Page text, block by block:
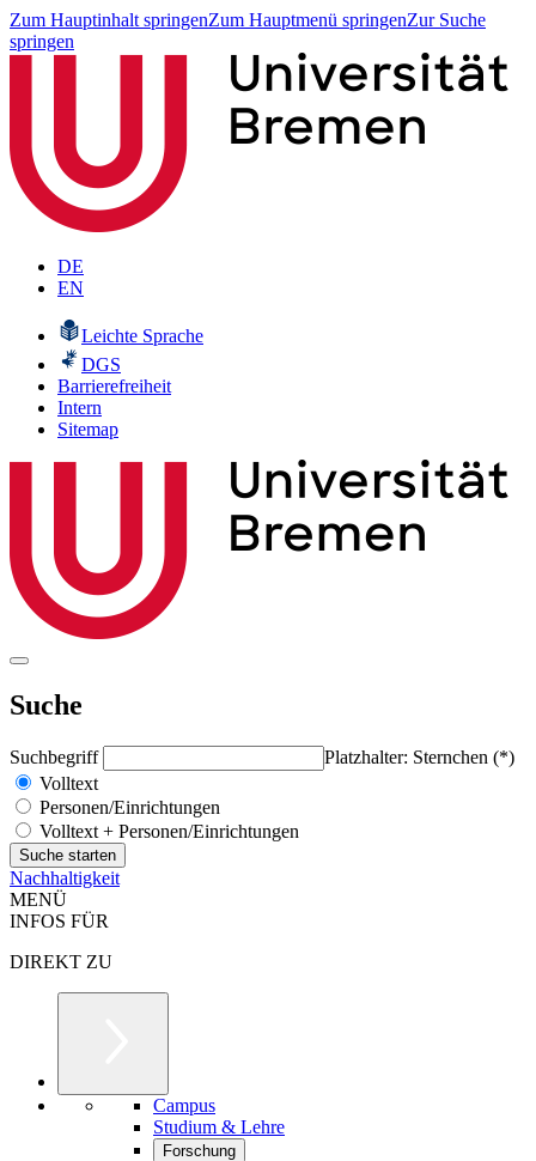
Zum Hauptinhalt springenZum Hauptmenü springenZur Suche
springen
DE
EN
Leichte Sprache
DGS
Barrierefreiheit
Intern
Sitemap
Suche
Suchbegriff
Platzhalter: Sternchen (*)
Volltext
Personen/Einrichtungen
Volltext + Personen/Einrichtungen
Nachhaltigkeit
MENÜ
INFOS FÜR
DIREKT ZU
Campus
Studium & Lehre
Forschung